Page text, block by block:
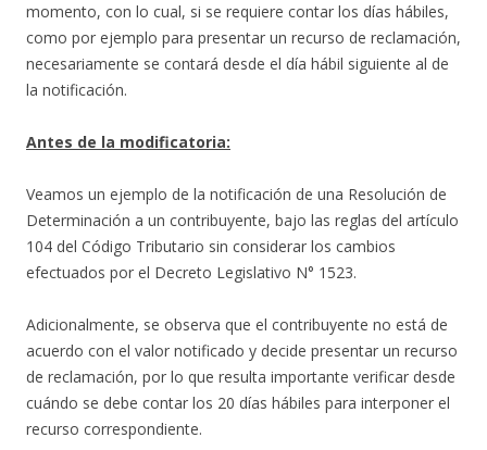
momento, con lo cual, si se requiere contar los días hábiles,
como por ejemplo para presentar un recurso de reclamación,
necesariamente se contará desde el día hábil siguiente al de
la notificación.
Antes de la modificatoria:
Veamos un ejemplo de la notificación de una Resolución de
Determinación a un contribuyente, bajo las reglas del artículo
104 del Código Tributario sin considerar los cambios
efectuados por el Decreto Legislativo N° 1523.
Adicionalmente, se observa que el contribuyente no está de
acuerdo con el valor notificado y decide presentar un recurso
de reclamación, por lo que resulta importante verificar desde
cuándo se debe contar los 20 días hábiles para interponer el
recurso correspondiente.